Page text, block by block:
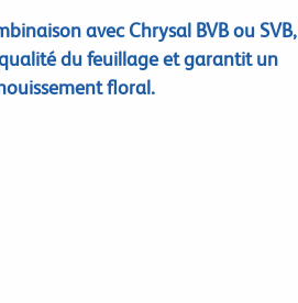
avec Chrysal BVB ou SVB,
du feuillage et garantit un
floral.